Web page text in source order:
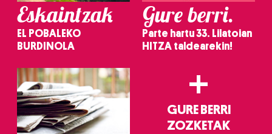
Eskaintzak
EL POBALEKO
BURDINOLA
Gure berri.
Parte hartu 33. Lilatoian
HITZA taldearekin!
+
GURE BERRI
ZOZKETAK